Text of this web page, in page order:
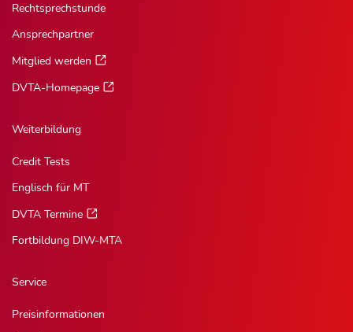
Rechtsprechstunde
Ansprechpartner
Mitglied werden
DVTA-Homepage
Weiterbildung
Credit Tests
Englisch für MT
DVTA Termine
Fortbildung DIW-MTA
Service
Preisinformationen